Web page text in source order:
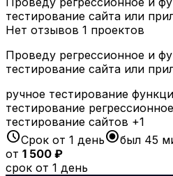
тестирование сайта или
Нет отзывов 1 проектов
Проведу регрессионное и
тестирование сайта или
ручное тестирование
тестирование
тестирование сайтов +1
scheduleСрок от 1 деньradio_button_checkedбыл 45
от 1 500 ₽
срок от 1 день